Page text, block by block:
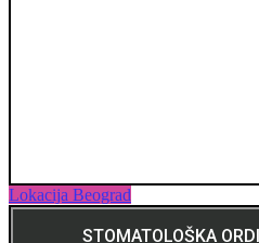
Lokacija Beograd